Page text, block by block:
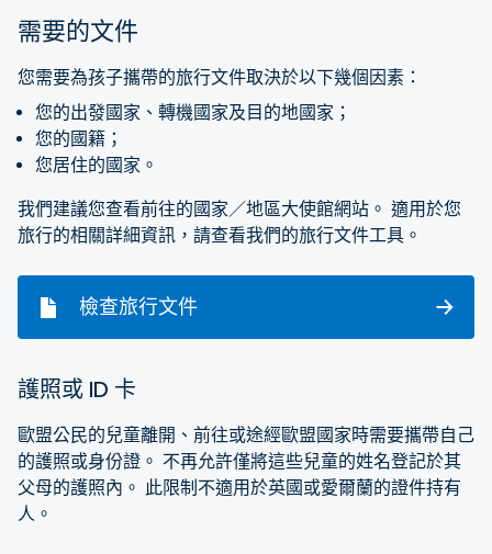
需要的文件
您需要為孩子攜帶的旅行文件取決於以下幾個因素：
您的出發國家、轉機國家及目的地國家；
您的國籍；
您居住的國家。
我們建議您查看前往的國家／地區大使館網站。 適用於您
旅行的相關詳細資訊，請查看我們的旅行文件工具。
檢查旅行文件
護照或 ID 卡
歐盟公民的兒童離開、前往或途經歐盟國家時需要攜帶自己
的護照或身份證。 不再允許僅將這些兒童的姓名登記於其
父母的護照內。 此限制不適用於英國或愛爾蘭的證件持有
人。